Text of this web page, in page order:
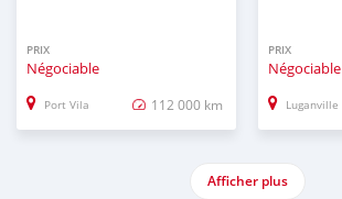
PRIX
Négociable
Port Vila 112 000 km
PRIX
Négociable
Luganville
Afficher plus